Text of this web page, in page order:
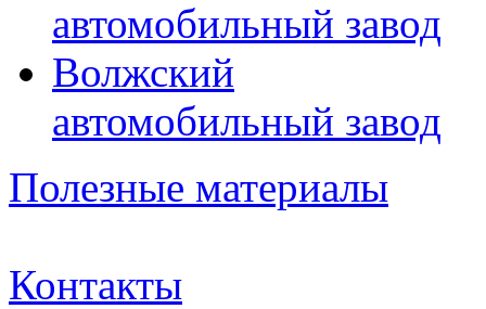
автомобильный завод
Волжский
автомобильный завод
Полезные материалы
Контакты